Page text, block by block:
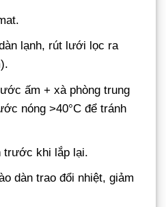
lạnh, rút lưới lọc ra
ấm + xà phòng trung
nóng >40°C để tránh
trước khi lắp lại.
dàn trao đổi nhiệt, giảm